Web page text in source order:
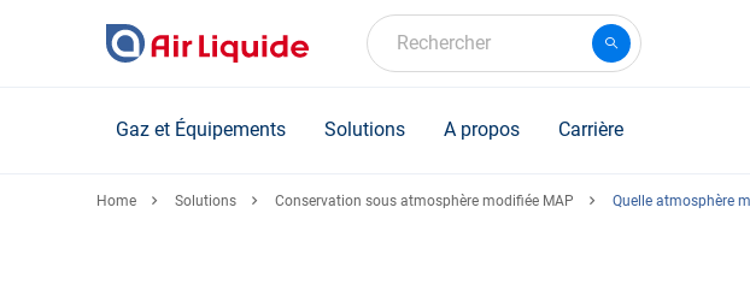
Rechercher
Gaz et Équipements Solutions A propos Carrière
Home Solutions Conservation sous atmosphère modifiée MAP Quelle atmosphère